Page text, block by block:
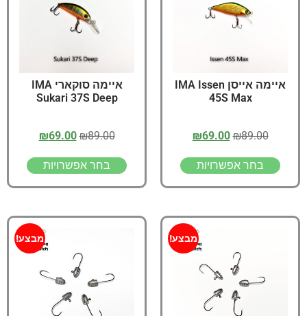
איימה אייסן IMA Issen
45S Max
₪89.00
₪69.00
בחר אפשרויות
איימה סוקארי IMA
Sukari 37S Deep
₪89.00
₪69.00
בחר אפשרויות
מבצע! מבצע!